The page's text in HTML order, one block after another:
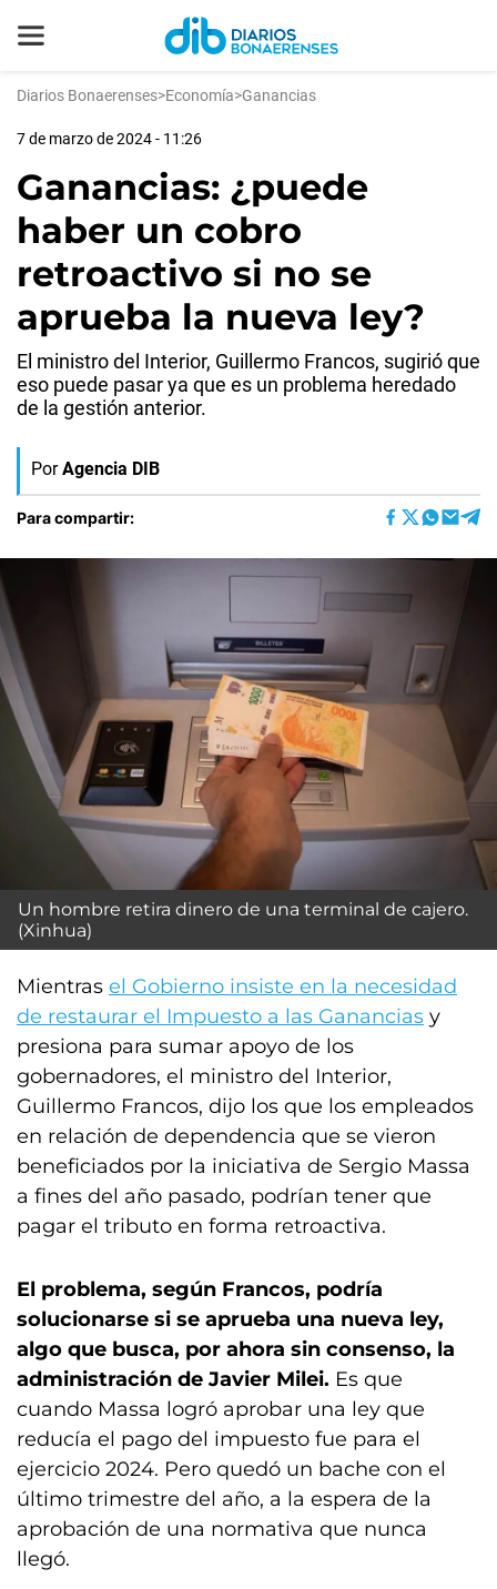
Diarios Bonaerenses>Economía>Ganancias
7 de marzo de 2024 - 11:26
Ganancias: ¿puede
haber un cobro
retroactivo si no se
aprueba la nueva ley?
El ministro del Interior, Guillermo Francos, sugirió que
eso puede pasar ya que es un problema heredado
de la gestión anterior.
Por Agencia DIB
Para compartir:
Un hombre retira dinero de una terminal de cajero.
(Xinhua)
Mientras el Gobierno insiste en la necesidad
de restaurar el Impuesto a las Ganancias y
presiona para sumar apoyo de los
gobernadores, el ministro del Interior,
Guillermo Francos, dijo los que los empleados
en relación de dependencia que se vieron
beneficiados por la iniciativa de Sergio Massa
a fines del año pasado, podrían tener que
pagar el tributo en forma retroactiva.
El problema, según Francos, podría
solucionarse si se aprueba una nueva ley,
algo que busca, por ahora sin consenso, la
administración de Javier Milei. Es que
cuando Massa logró aprobar una ley que
reducía el pago del impuesto fue para el
ejercicio 2024. Pero quedó un bache con el
último trimestre del año, a la espera de la
aprobación de una normativa que nunca
llegó.